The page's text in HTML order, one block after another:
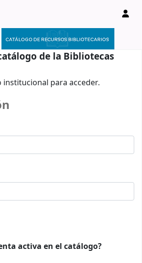
de la Bibliotecas
para acceder.
activa en el catálogo?